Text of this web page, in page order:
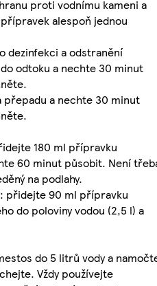
proti vodnímu kameni a
alespoň jednou
dezinfekci a odstranění
odtoku a nechte 30 minut
přepadu a nechte 30 minut
180 ml přípravku
60 minut působit. Není
na podlahy.
přidejte 90 ml přípravku
do poloviny vodou (2,5 l) a
do 5 litrů vody a
Vždy používejte